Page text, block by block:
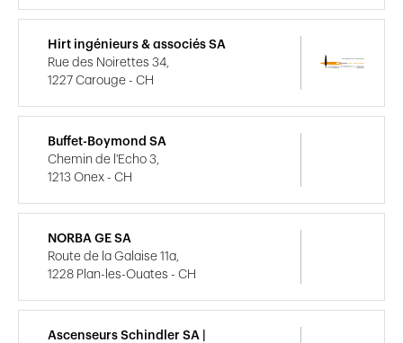
Hirt ingénieurs & associés SA
Rue des Noirettes 34,
1227 Carouge - CH
Buffet-Boymond SA
Chemin de l'Echo 3,
1213 Onex - CH
NORBA GE SA
Route de la Galaise 11a,
1228 Plan-les-Ouates - CH
Ascenseurs Schindler SA |